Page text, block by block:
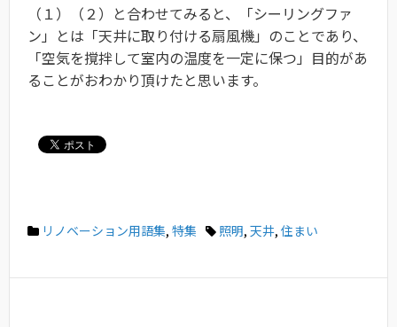
（１）（２）と合わせてみると、「シーリングファ
ン」とは「天井に取り付ける扇風機」のことであり、
「空気を撹拌して室内の温度を一定に保つ」目的があ
ることがおわかり頂けたと思います。
リノベーション用語集, 特集 照明, 天井, 住まい